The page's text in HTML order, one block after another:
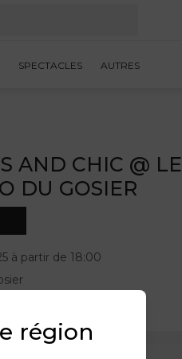
SPECTACLES AUTRES
AND CHIC @ LE
DU GOSIER
à partir de 18:00
région